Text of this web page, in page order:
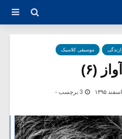
موسیقی کلاسیک
(۶)
3 برچسب -